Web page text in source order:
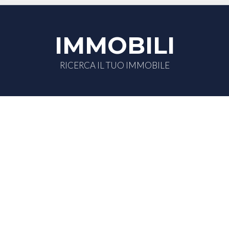
IMMOBILI
RICERCA IL TUO IMMOBILE